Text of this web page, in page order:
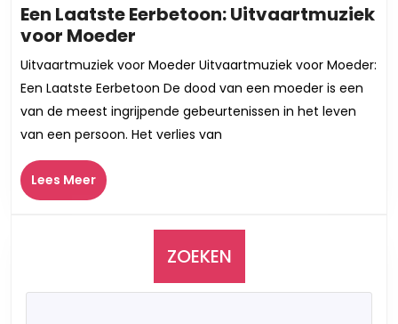
Een Laatste Eerbetoon: Uitvaartmuziek
voor Moeder
Laatste
Eerbetoon:
Uitvaartmuziek
voor
Moeder
Uitvaartmuziek voor Moeder Uitvaartmuziek voor Moeder:
Een Laatste Eerbetoon De dood van een moeder is een
van de meest ingrijpende gebeurtenissen in het leven
van een persoon. Het verlies van
Lees MeerLees
Meer
ZOEKEN